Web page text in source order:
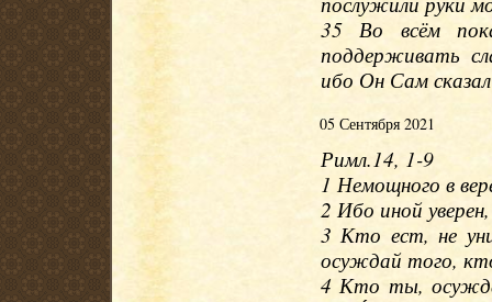
35 Во всём
поддерживать
ибо Он Сам
05 Сентября 2021
Римл.14, 1-9
1 Немощного в
2 Ибо иной
3 Кто ест, не
осуждай того,
4 Кто ты,